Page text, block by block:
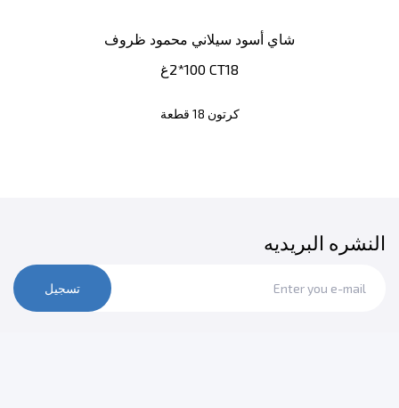
شاي أسود سيلاني محمود ظروف
100*2غ CT18
كرتون 18 قطعة
النشره البريديه
تسجيل